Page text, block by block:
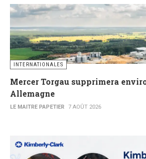
INTERNATIONALES
Mercer Torgau supprimera
Allemagne
LE MAITRE PAPETIER 7 AOÛT 2026